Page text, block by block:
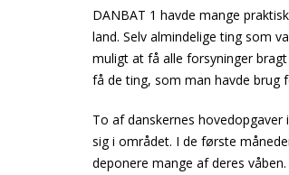
DANBAT 1 havde mange
land. Selv almindelige ting som
muligt at få alle forsyninger
få de ting, som man havde brug
To af danskernes
sig i området. I de første
deponere mange af deres